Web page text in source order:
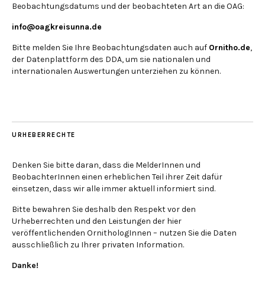
Beobachtungsdatums und der beobachteten Art an die OAG:
info@oagkreisunna.de
Bitte melden Sie Ihre Beobachtungsdaten auch auf Ornitho.de,
der Datenplattform des DDA, um sie nationalen und
internationalen Auswertungen unterziehen zu können.
URHEBERRECHTE
Denken Sie bitte daran, dass die MelderInnen und
BeobachterInnen einen erheblichen Teil ihrer Zeit dafür
einsetzen, dass wir alle immer aktuell informiert sind.
Bitte bewahren Sie deshalb den Respekt vor den
Urheberrechten und den Leistungen der hier
veröffentlichenden OrnithologInnen – nutzen Sie die Daten
ausschließlich zu Ihrer privaten Information.
Danke!